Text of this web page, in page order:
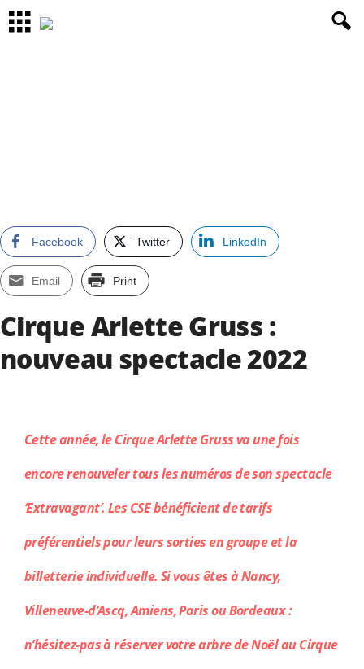
Facebook Twitter LinkedIn
Email Print
Cirque Arlette Gruss :
nouveau spectacle 2022
Cette année, leCirque Arlette Grussva une fois
encore renouveler tous les numéros de son spectacle
‘Extravagant’. Les CSE bénéficient de tarifs
préférentiels pour leurs sorties en groupe et la
billetterie individuelle. Si vous êtes à Nancy,
Villeneuve-d’Ascq, Amiens, Paris ou Bordeaux :
n’hésitez-pas à réserver votre arbre de Noël au Cirque